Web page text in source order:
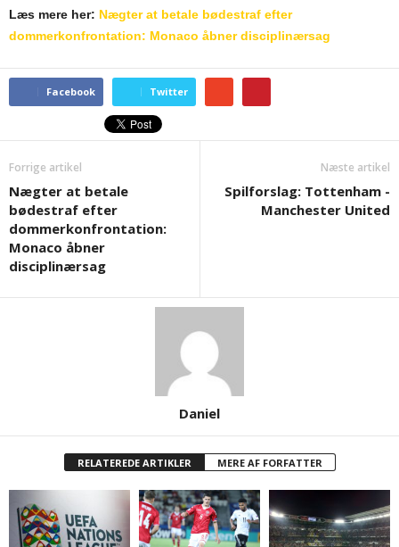
Læs mere her: Nægter at betale bødestraf efter
dommerkonfrontation: Monaco åbner disciplinærsag
Facebook Twitter
Forrige artikel
Nægter at betale
bødestraf efter
dommerkonfrontation:
Monaco åbner
disciplinærsag
Næste artikel
Spilforslag: Tottenham -
Manchester United
Daniel
RELATEREDE ARTIKLER MERE AF FORFATTER